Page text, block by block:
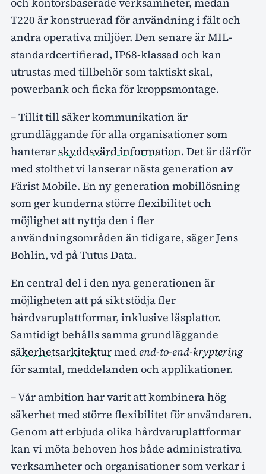
T220 är konstruerad för användning i fält och
andra operativa miljöer. Den senare är MIL-
standardcertifierad, IP68-klassad och kan
utrustas med tillbehör som taktiskt skal,
powerbank och ficka för kroppsmontage.
– Tillit till säker kommunikation är
grundläggande för alla organisationer som
hanterarskyddsvärd information. Det är därför
med stolthet vi lanserar nästa generation av
Färist Mobile. En ny generation mobillösning
som ger kunderna större flexibilitet och
möjlighet att nyttja den i fler
användningsområden än tidigare, säger Jens
Bohlin, vd på Tutus Data.
En central del i den nya generationen är
möjligheten att på sikt stödja fler
hårdvaruplattformar, inklusive läsplattor.
Samtidigt behålls samma grundläggande
säkerhetsarkitekturmedend-to-end-kryptering
för samtal, meddelanden och applikationer.
– Vår ambition har varit att kombinera hög
säkerhet med större flexibilitet för användaren.
Genom att erbjuda olika hårdvaruplattformar
kan vi möta behoven hos både administrativa
verksamheter och organisationer som verkar i